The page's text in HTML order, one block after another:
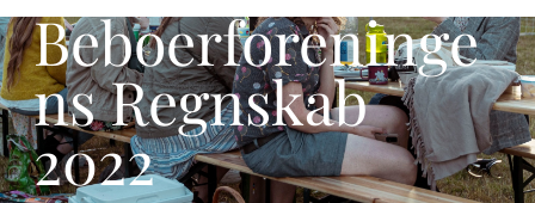
Beboerforeninge
ns Regnskab
2022